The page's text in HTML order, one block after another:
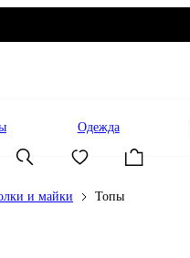
Одежда
и майки Топы